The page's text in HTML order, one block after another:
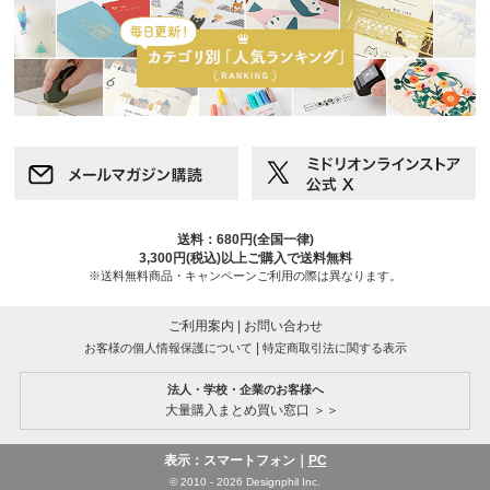
送料：680円(全国一律)
3,300円(税込)以上ご購入で送料無料
※送料無料商品・キャンペーンご利用の際は異なります。
ご利用案内 | お問い合わせ
お客様の個人情報保護について | 特定商取引法に関する表示
法人・学校・企業のお客様へ
大量購入まとめ買い窓口 ＞＞
表示：スマートフォン｜ PC
© 2010 - 2026 Designphil Inc.